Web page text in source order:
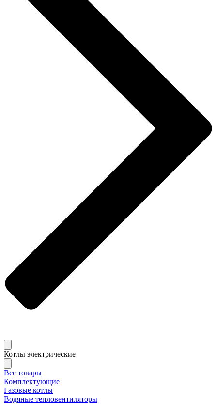
Котлы электрические
Все товары
Комплектующие
Газовые котлы
Водяные тепловентиляторы